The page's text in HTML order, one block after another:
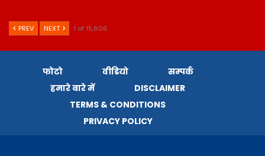
PREV NEXT 1 of 15,606
फोटो वीडियो
सम्पर्क
हमारे बारे में
DISCLAIMER
TERMS & CONDITIONS
PRIVACY POLICY